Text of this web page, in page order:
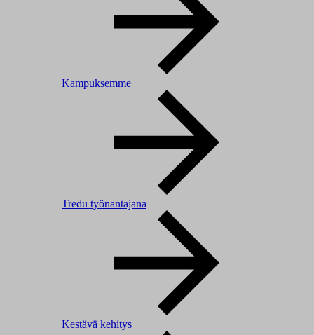
Kampuksemme
Tredu työnantajana
Kestävä kehitys